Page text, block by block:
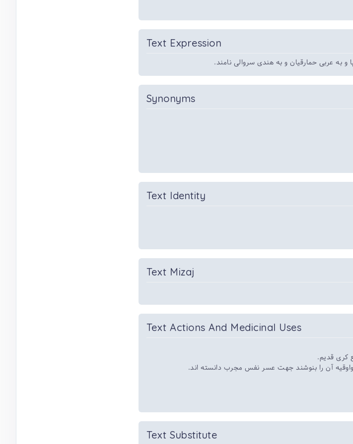
Text Expression
به عربی حمارقیان و به هندی سروالی نامند.
Synonyms
Text Identity
Text Mizaj
Text Actions And Medicinal Uses
کری قدیم.
آن را بنوشند جهت عسر نفس مجرب دانسته اند.
Text Substitute